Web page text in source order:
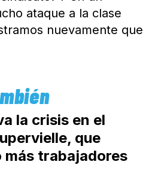
ataque a la clase
nuevamente que
la crisis en el
que
más trabajadores